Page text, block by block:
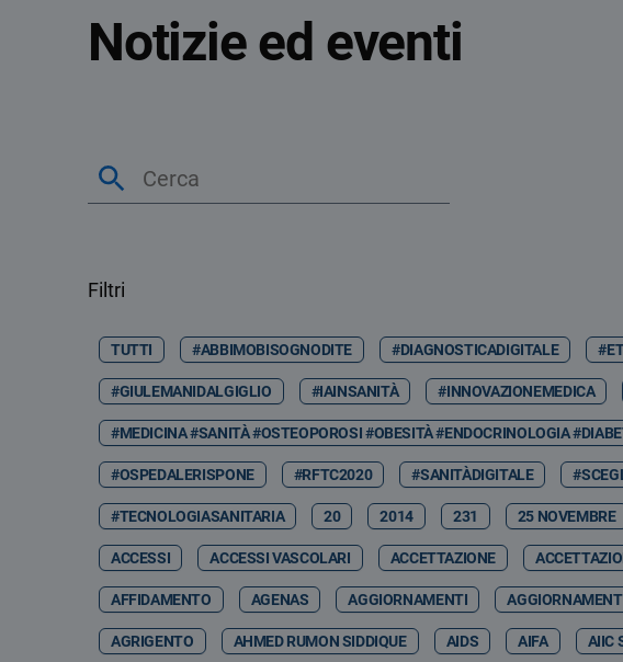
Notizie ed eventi
Filtri
TUTTI #ABBIMOBISOGNODITE #DIAGNOSTICADIGITALE
#GIULEMANIDALGIGLIO #IAINSANITÀ #INNOVAZIONEMEDICA
#MEDICINA #SANITÀ #OSTEOPOROSI #OBESITÀ #ENDOCRINOLOGIA
#OSPEDALERISPONE #RFTC2020 #SANITÀDIGITALE
#TECNOLOGIASANITARIA 20 2014 231 25 NOVEMBRE
ACCESSI ACCESSI VASCOLARI ACCETTAZIONE
AFFIDAMENTO AGENAS AGGIORNAMENTI
AGRIGENTO AHMED RUMON SIDDIQUE AIDS AIFA AIIC